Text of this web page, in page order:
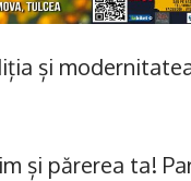
și
și părerea ta!